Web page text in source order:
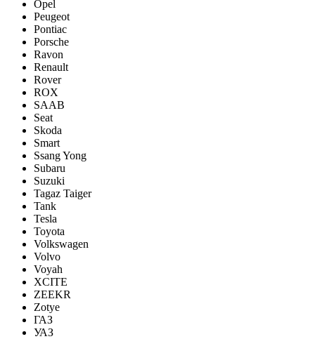
Opel
Peugeot
Pontiac
Porsсhe
Ravon
Renault
Rover
ROX
SAAB
Seat
Skoda
Smart
Ssang Yong
Subaru
Suzuki
Tagaz Taiger
Tank
Tesla
Toyota
Volkswagen
Volvo
Voyah
XCITE
ZEEKR
Zotye
ГАЗ
УАЗ